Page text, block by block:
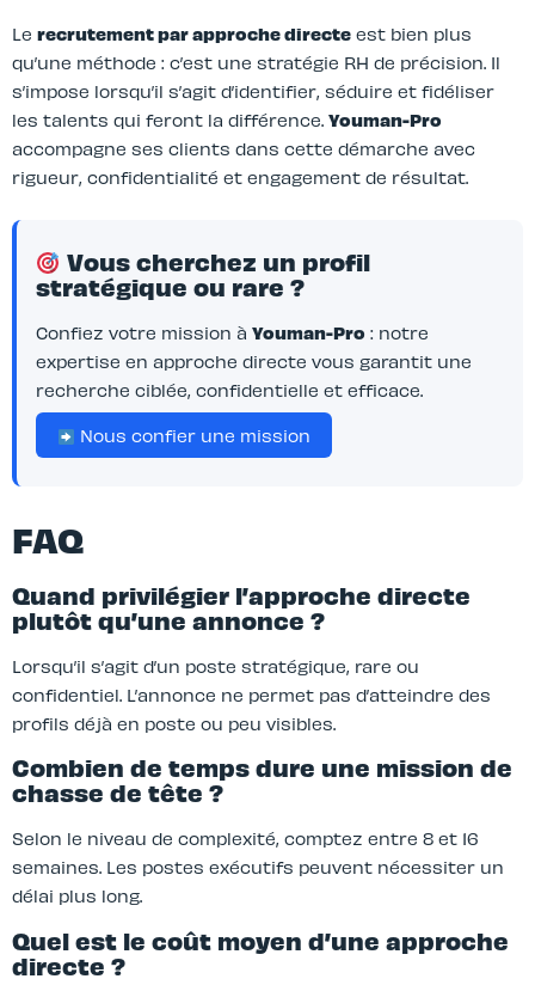
Le recrutement par approche directe est bien plus
qu’une méthode : c’est une stratégie RH de précision. Il
s’impose lorsqu’il s’agit d’identifier, séduire et fidéliser
les talents qui feront la différence. Youman-Pro
accompagne ses clients dans cette démarche avec
rigueur, confidentialité et engagement de résultat.
Vous cherchez un profil
stratégique ou rare ?
Confiez votre mission à Youman-Pro : notre
expertise en approche directe vous garantit une
recherche ciblée, confidentielle et efficace.
Nous confier une mission
FAQ
Quand privilégier l’approche directe
plutôt qu’une annonce ?
Lorsqu’il s’agit d’un poste stratégique, rare ou
confidentiel. L’annonce ne permet pas d’atteindre des
profils déjà en poste ou peu visibles.
Combien de temps dure une mission de
chasse de tête ?
Selon le niveau de complexité, comptez entre 8 et 16
semaines. Les postes exécutifs peuvent nécessiter un
délai plus long.
Quel est le coût moyen d’une approche
directe ?